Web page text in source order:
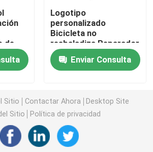
de metal
de metal
audio para computadoras
hecho a medida
de
Logotipo
personalizado
Bicicleta no
resbaladiza Reparador
portátil para carretera
Bicicleta de montaña
Enviar Consulta
Sitio Contactar Ahora
Desktop Site
Sitio
Política de privacidad